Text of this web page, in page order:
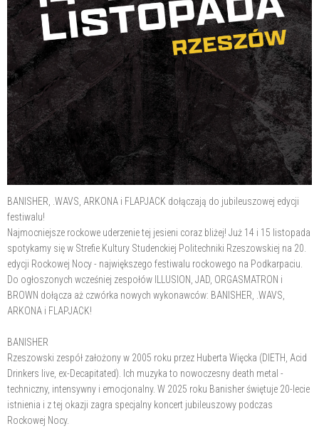
BANISHER, .WAVS, ARKONA i FLAPJACK dołączają do jubileuszowej edycji
festiwalu!
Najmocniejsze rockowe uderzenie tej jesieni coraz bliżej! Już 14 i 15 listopada
spotykamy się w Strefie Kultury Studenckiej Politechniki Rzeszowskiej na 20.
edycji Rockowej Nocy - największego festiwalu rockowego na Podkarpaciu.
Do ogłoszonych wcześniej zespołów ILLUSION, JAD, ORGASMATRON i
BROWN dołącza aż czwórka nowych wykonawców: BANISHER, .WAVS,
ARKONA i FLAPJACK!
BANISHER
Rzeszowski zespół założony w 2005 roku przez Huberta Więcka (DIETH, Acid
Drinkers live, ex-Decapitated). Ich muzyka to nowoczesny death metal -
techniczny, intensywny i emocjonalny. W 2025 roku Banisher świętuje 20-lecie
istnienia i z tej okazji zagra specjalny koncert jubileuszowy podczas
Rockowej Nocy.